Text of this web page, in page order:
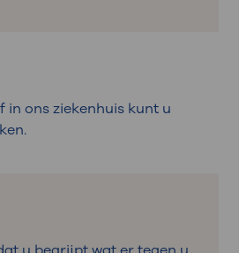
in ons ziekenhuis kunt u